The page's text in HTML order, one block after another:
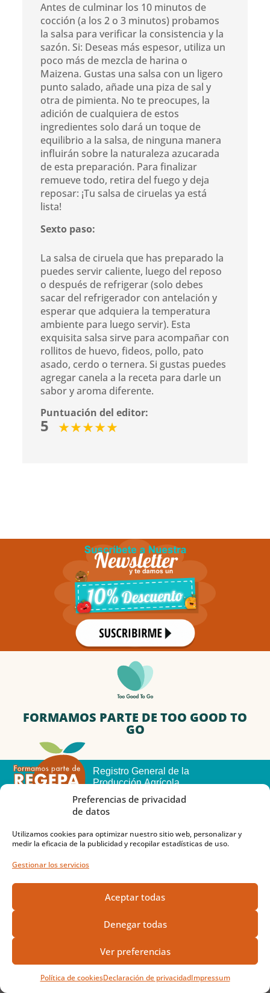
Preferencias de privacidad
de datos
Utilizamos cookies para optimizar nuestro sitio web, personalizar y
medir la eficacia de la publicidad y recopilar estadísticas de uso.
Gestionar los servicios
Aceptar todas
Denegar todas
Ver preferencias
Política de cookiesDeclaración de privacidadImpressum
Antes de culminar los 10 minutos de
cocción (a los 2 o 3 minutos) probamos
la salsa para verificar la consistencia y la
sazón. Si: Deseas más espesor, utiliza un
poco más de mezcla de harina o
Maizena. Gustas una salsa con un ligero
punto salado, añade una piza de sal y
otra de pimienta. No te preocupes, la
adición de cualquiera de estos
ingredientes solo dará un toque de
equilibrio a la salsa, de ninguna manera
influirán sobre la naturaleza azucarada
de esta preparación. Para finalizar
remueve todo, retira del fuego y deja
reposar: ¡Tu salsa de ciruelas ya está
lista!
Sexto paso:
La salsa de ciruela que has preparado la
puedes servir caliente, luego del reposo
o después de refrigerar (solo debes
sacar del refrigerador con antelación y
esperar que adquiera la temperatura
ambiente para luego servir). Esta
exquisita salsa sirve para acompañar con
rollitos de huevo, fideos, pollo, pato
asado, cerdo o ternera. Si gustas puedes
agregar canela a la receta para darle un
sabor y aroma diferente.
Puntuación del editor:
5
FORMAMOS PARTE DE TOO GOOD TO
GO
Registro General de la
Producción Agrícola
Nº DE AGRÍCOLA : 1046051200
Sobre Nosotros
Comprar naranjas
Comprar limones
Comprar aguacates